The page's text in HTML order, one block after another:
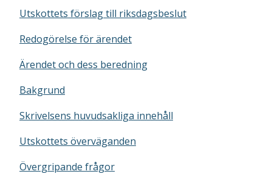
Utskottets förslag till riksdagsbeslut
Redogörelse för ärendet
Ärendet och dess beredning
Bakgrund
Skrivelsens huvudsakliga innehåll
Utskottets överväganden
Övergripande frågor